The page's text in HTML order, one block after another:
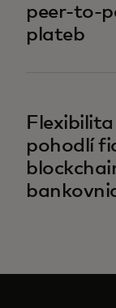
peer-to-
plateb
pohodlí